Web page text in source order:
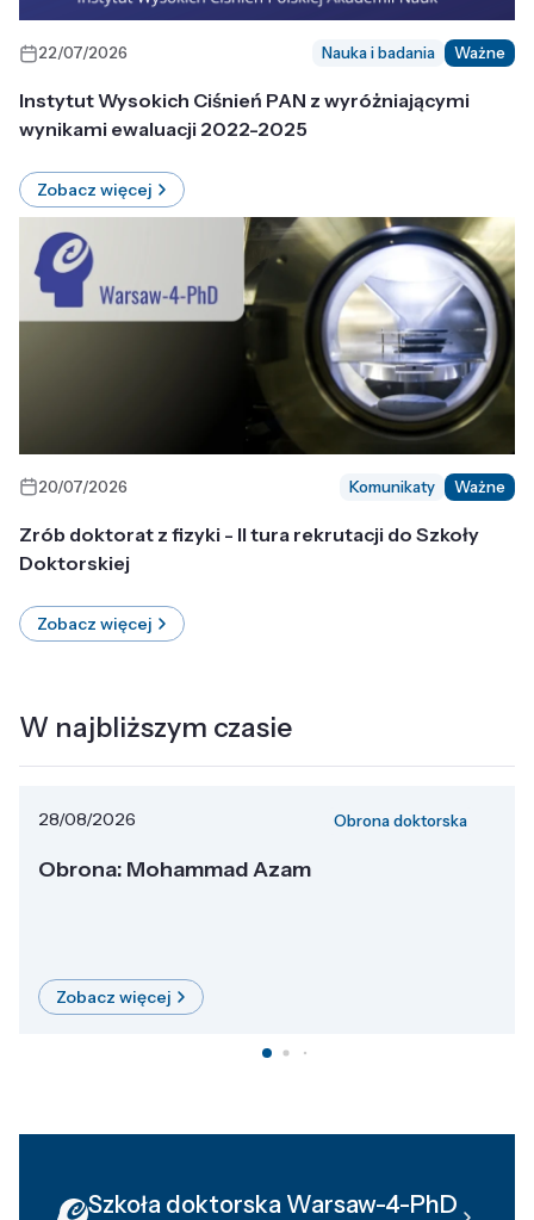
22/07/2026 Nauka i badania Ważne
Instytut Wysokich Ciśnień PAN z wyróżniającymi
wynikami ewaluacji 2022-2025
Zobacz więcej
20/07/2026 Komunikaty Ważne
Zrób doktorat z fizyki - II tura rekrutacji do Szkoły
Doktorskiej
Zobacz więcej
W najbliższym czasie
28/08/2026 Obrona doktorska
Obrona: Mohammad Azam
Zobacz więcej
Szkoła doktorska Warsaw-4-PhD